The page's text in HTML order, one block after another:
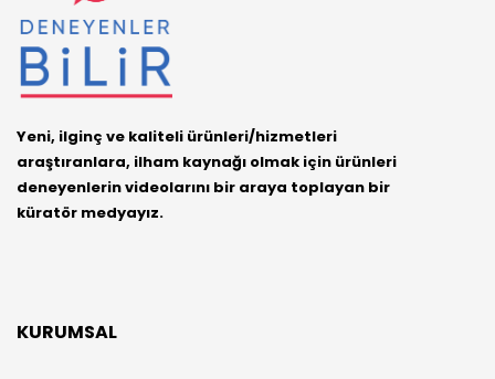
Yeni, ilginç ve kaliteli ürünleri/hizmetleri
araştıranlara, ilham kaynağı olmak için ürünleri
deneyenlerin videolarını bir araya toplayan bir
küratör medyayız.
KURUMSAL